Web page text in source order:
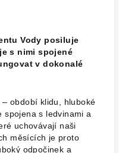
Vody posiluje
s nimi spojené
v dokonalé
– období klidu, hluboké
spojena s ledvinami a
uchovávají naši
měsících je proto
odpočinek a